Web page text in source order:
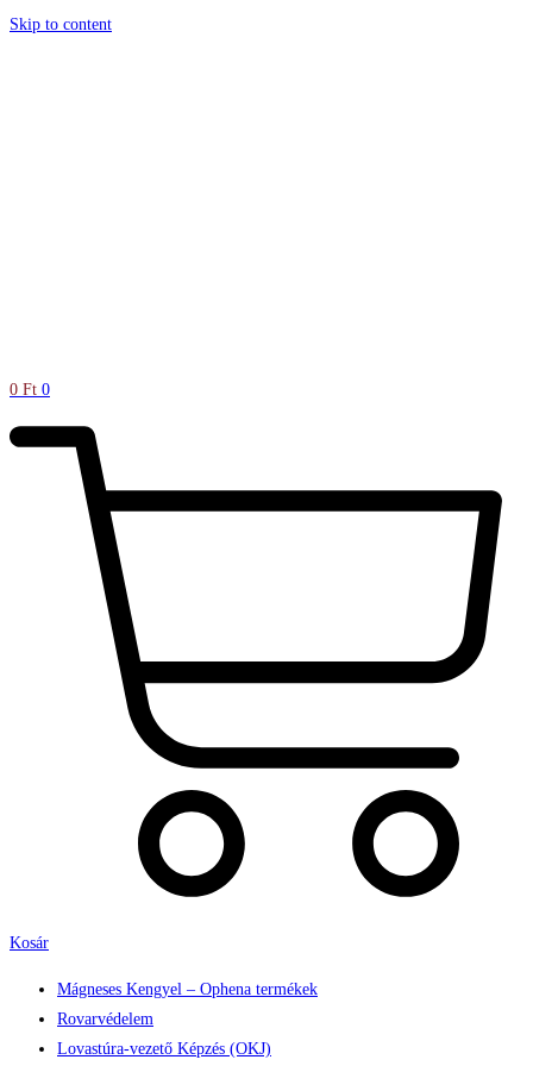
Skip to content
0 Ft 0
Kosár
Mágneses Kengyel – Ophena termékek
Rovarvédelem
Lovastúra-vezető Képzés (OKJ)